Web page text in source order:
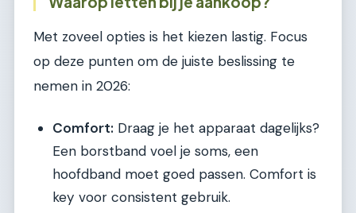
Met zoveel opties is het kiezen lastig. Focus
op deze punten om de juiste beslissing te
nemen in 2026:
Comfort: Draag je het apparaat dagelijks?
Een borstband voel je soms, een
hoofdband moet goed passen. Comfort is
key voor consistent gebruik.